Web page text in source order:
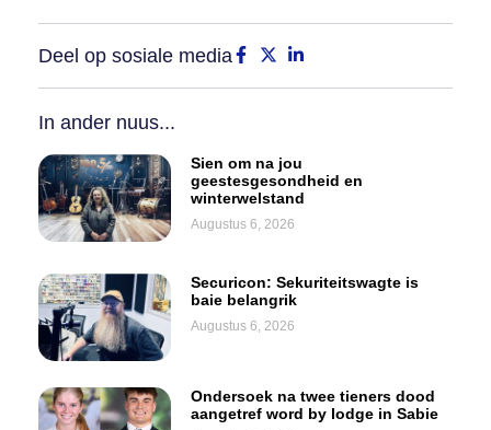
Deel op sosiale media
In ander nuus...
Sien om na jou
geestesgesondheid en
winterwelstand
Augustus 6, 2026
Securicon: Sekuriteitswagte is
baie belangrik
Augustus 6, 2026
Ondersoek na twee tieners dood
aangetref word by lodge in Sabie